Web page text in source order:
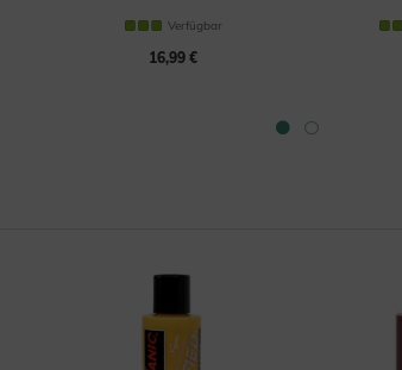
Verfügbar
16,99 €